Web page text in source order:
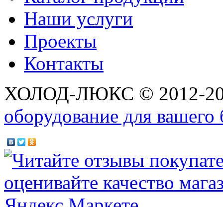
Наши услуги
Проекты
Контакты
ХОЛОД-ЛЮКС © 2012-
оборудование для вашего